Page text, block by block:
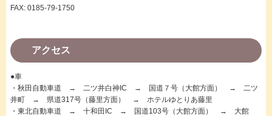
FAX: 0185-79-1750
アクセス
●車
・秋田自動車道 → 二ツ井白神IC → 国道７号（大館方面） → 二ツ
井町 → 県道317号（藤里方面） → ホテルゆとりあ藤里
・東北自動車道 → 十和田IC → 国道103号（大館方面） → 大館